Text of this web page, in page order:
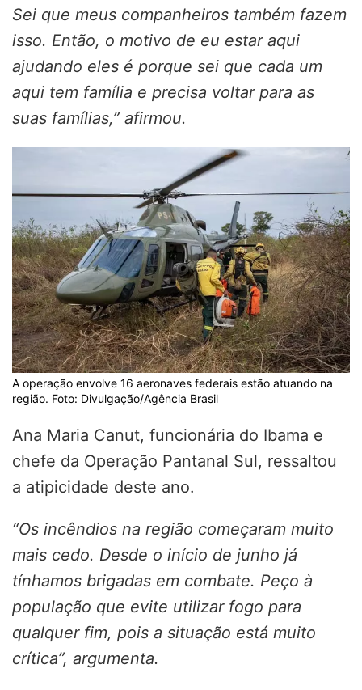
Sei que meus companheiros também fazem
isso. Então, o motivo de eu estar aqui
ajudando eles é porque sei que cada um
aqui tem família e precisa voltar para as
suas famílias,” afirmou.
A operação envolve 16 aeronaves federais estão atuando na
região. Foto: Divulgação/Agência Brasil
Ana Maria Canut, funcionária do Ibama e
chefe da Operação Pantanal Sul, ressaltou
a atipicidade deste ano.
“Os incêndios na região começaram muito
mais cedo. Desde o início de junho já
tínhamos brigadas em combate. Peço à
população que evite utilizar fogo para
qualquer fim, pois a situação está muito
crítica”, argumenta.